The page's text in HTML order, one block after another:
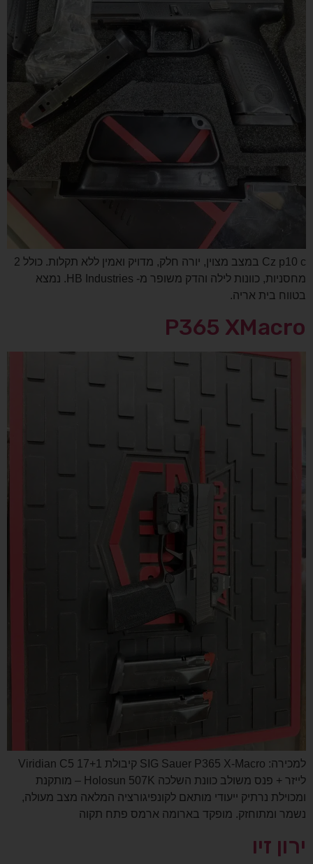
Cz p10 c במצב מצוין, יורה חלק, מדויק ואמין ללא תקלות. כולל 2
מחסניות, כוונות לילה והדק משופר מ- HB Industries. נמצא
בטווח בית אריה.
P365 XMacro
למכירה: SIG Sauer P365 X-Macro קיבולת 17+1 Viridian C5
לייזר + פנס משולב כוונת השלכה Holosun 507K – מותקנת
ומכוילת נרתיק ייעודי מותאם לקונפיגורציה המלאה מצב מעולה,
נשמר ומתוחזק. מופקד בארומה ארמס פתח תקוה
ירון זיו